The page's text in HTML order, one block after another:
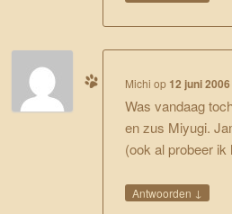
Michi op 12 juni
Was vandaag
en zus Miyugi.
(ook al probeer
Antwoorden ↓